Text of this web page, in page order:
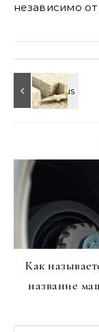
независимо
Как
название